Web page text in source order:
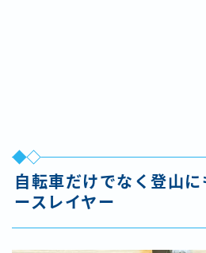
自転車だけでなく登山
ースレイヤー